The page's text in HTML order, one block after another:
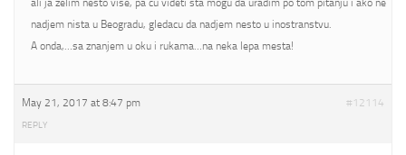
ali ja zelim nesto vise, pa cu videti sta mogu da uradim po tom pitanju i ako ne
nadjem nista u Beogradu, gledacu da nadjem nesto u inostranstvu.
A onda,…sa znanjem u oku i rukama…na neka lepa mesta!
May 21, 2017 at 8:47 pm #12114
REPLY